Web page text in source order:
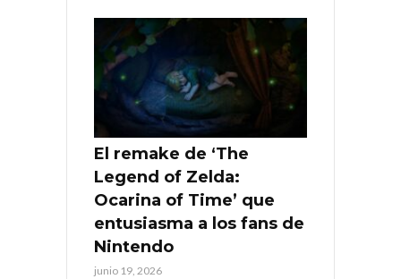
El remake de ‘The
Legend of Zelda:
Ocarina of Time’ que
entusiasma a los fans de
Nintendo
junio 19, 2026